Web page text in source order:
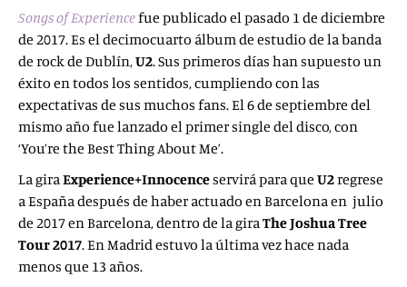
Songs of Experiencefue publicado el pasado 1 de diciembre
de 2017. Es el decimocuarto álbum de estudio de la banda
de rock de Dublín,U2. Sus primeros días han supuesto un
éxito en todos los sentidos, cumpliendo con las
expectativas de sus muchos fans. El 6 de septiembre del
mismo año fue lanzado el primer single del disco, con
‘You’re the Best Thing About Me’.
La giraExperience+Innocenceservirá para que U2regrese
a España después de haber actuado en Barcelona en julio
de 2017 en Barcelona, dentro de la giraThe Joshua Tree
Tour 2017. En Madrid estuvo la última vez hace nada
menos que 13 años.